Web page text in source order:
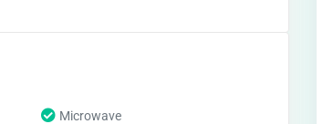
Microwave